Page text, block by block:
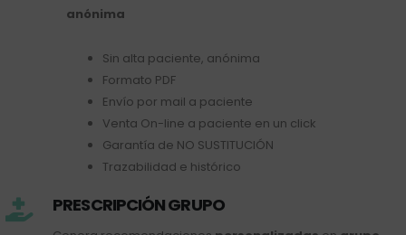
anónima
Sin alta paciente, anónima
Formato PDF
Envío por mail a paciente
Venta On-line a paciente en un click
Garantía de NO SUSTITUCIÓN
Trazabilidad e histórico
PRESCRIPCIÓN GRUPO